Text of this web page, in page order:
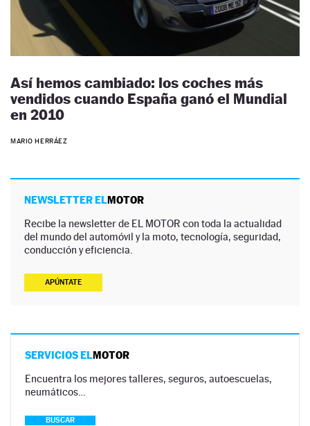
Así hemos cambiado: los coches más
vendidos cuando España ganó el Mundial
en 2010
MARIO HERRÁEZ
NEWSLETTER ELMOTOR
Recibe la newsletter de EL MOTOR con toda la actualidad
del mundo del automóvil y la moto, tecnología, seguridad,
conducción y eficiencia.
APÚNTATE
SERVICIOS ELMOTOR
Encuentra los mejores talleres, seguros, autoescuelas,
neumáticos…
BUSCAR